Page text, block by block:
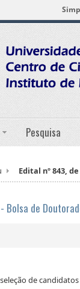
Pesquisa
Edital nº 843,
Bolsa de
de